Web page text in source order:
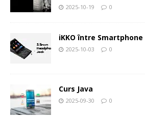
2025-10-19 0
iKKO între
2025-10-03 0
Curs Java
2025-09-30 0